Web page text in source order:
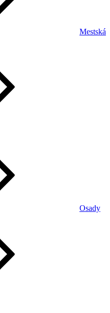
Mestská
Osady